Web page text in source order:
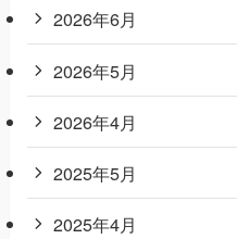
2026年6月
2026年5月
2026年4月
2025年5月
2025年4月